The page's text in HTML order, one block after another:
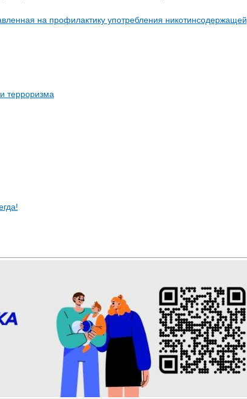
на профилактику употребления никотинсодержащей
терроризма